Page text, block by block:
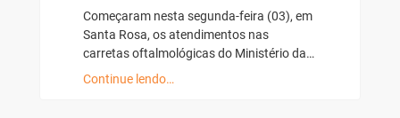
Começaram nesta segunda-feira (03), em
Santa Rosa, os atendimentos nas
carretas oftalmológicas do Ministério da…
Continue lendo…